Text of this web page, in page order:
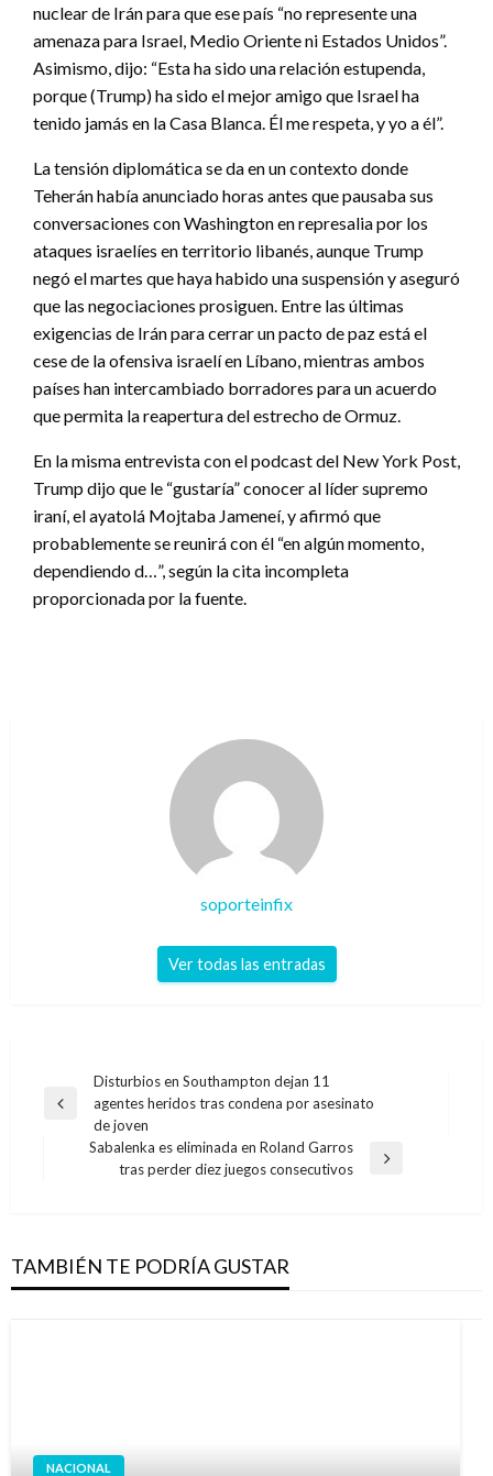
nuclear de Irán para que ese país “no represente una
amenaza para Israel, Medio Oriente ni Estados Unidos”.
Asimismo, dijo: “Esta ha sido una relación estupenda,
porque (Trump) ha sido el mejor amigo que Israel ha
tenido jamás en la Casa Blanca. Él me respeta, y yo a él”.
La tensión diplomática se da en un contexto donde
Teherán había anunciado horas antes que pausaba sus
conversaciones con Washington en represalia por los
ataques israelíes en territorio libanés, aunque Trump
negó el martes que haya habido una suspensión y aseguró
que las negociaciones prosiguen. Entre las últimas
exigencias de Irán para cerrar un pacto de paz está el
cese de la ofensiva israelí en Líbano, mientras ambos
países han intercambiado borradores para un acuerdo
que permita la reapertura del estrecho de Ormuz.
En la misma entrevista con el podcast del New York Post,
Trump dijo que le “gustaría” conocer al líder supremo
iraní, el ayatolá Mojtaba Jameneí, y afirmó que
probablemente se reunirá con él “en algún momento,
dependiendo d…”, según la cita incompleta
proporcionada por la fuente.
soporteinfix
Ver todas las entradas
Navegación
de
entradas
Entrada
Disturbios en Southampton dejan 11
agentes heridos tras condena por asesinato
de joven
Sabalenka es eliminada en Roland Garros
tras perder diez juegos consecutivos
TAMBIÉN TE PODRÍA GUSTAR
NACIONAL